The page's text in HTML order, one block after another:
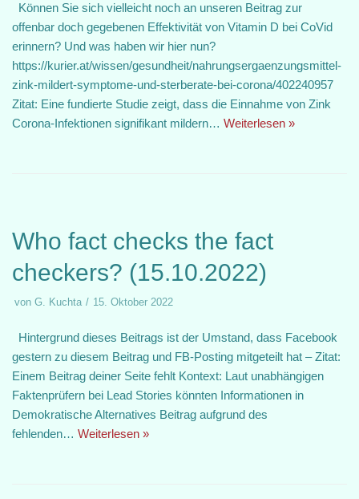
Können Sie sich vielleicht noch an unseren Beitrag zur
offenbar doch gegebenen Effektivität von Vitamin D bei CoVid
erinnern? Und was haben wir hier nun?
https://kurier.at/wissen/gesundheit/nahrungsergaenzungsmittel-
zink-mildert-symptome-und-sterberate-bei-corona/402240957
Zitat: Eine fundierte Studie zeigt, dass die Einnahme von Zink
Corona-Infektionen signifikant mildern… Weiterlesen »
Who fact checks the fact
checkers? (15.10.2022)
von G. Kuchta 15. Oktober 2022
Hintergrund dieses Beitrags ist der Umstand, dass Facebook
gestern zu diesem Beitrag und FB-Posting mitgeteilt hat – Zitat:
Einem Beitrag deiner Seite fehlt Kontext: Laut unabhängigen
Faktenprüfern bei Lead Stories könnten Informationen in
Demokratische Alternatives Beitrag aufgrund des
fehlenden… Weiterlesen »